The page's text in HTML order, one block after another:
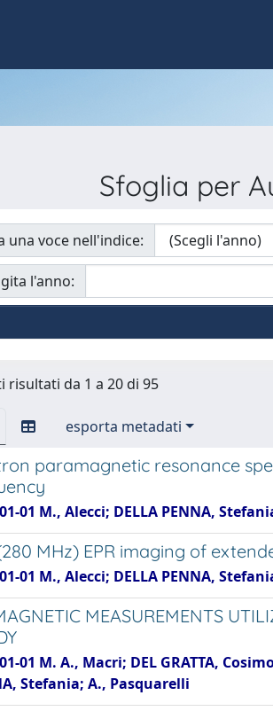
Sfoglia per
una voce nell'indice:
l'anno:
risultati da 1 a 20 di 95
esporta metadati
paramagnetic resonance
01 M., Alecci; DELLA PENNA,
MHz) EPR imaging of
01 M., Alecci; DELLA PENNA,
MEASUREMENTS
01 M. A., Macri; DEL GRATTA,
Stefania; A., Pasquarelli